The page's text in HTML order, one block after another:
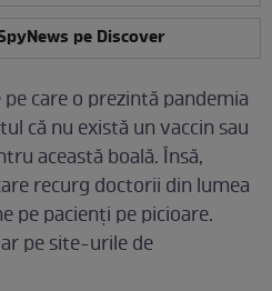
pe Discover
care o prezintă pandemia
că nu există un vaccin sau
această boală. Însă,
recurg doctorii din lumea
pe pacienți pe picioare.
pe site-urile de